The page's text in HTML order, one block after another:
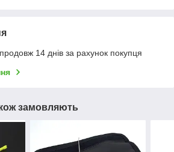
14 днів за рахунок покупця
замовляють